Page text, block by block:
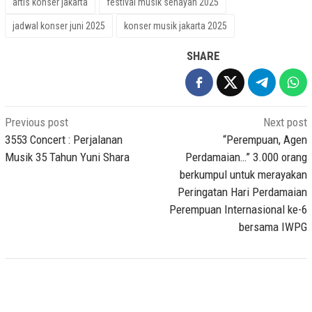
jadwal konser juni 2025 konser musik jakarta 2025
SHARE
Post
navigation
Previous post
3553 Concert : Perjalanan
Musik 35 Tahun Yuni Shara
Next post
“Perempuan, Agen
Perdamaian…” 3.000 orang
berkumpul untuk merayakan
Peringatan Hari Perdamaian
Perempuan Internasional ke-6
bersama IWPG